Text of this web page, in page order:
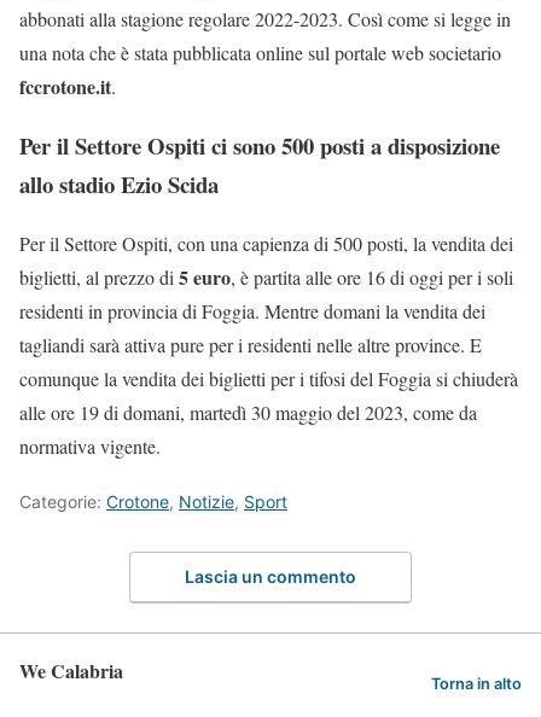
abbonati alla stagione regolare 2022-2023. Così come si legge in
una nota che è stata pubblicata online sul portale web societario
fccrotone.it.
Per il Settore Ospiti ci sono 500 posti a disposizione
allo stadio Ezio Scida
Per il Settore Ospiti, con una capienza di 500 posti, la vendita dei
biglietti, al prezzo di 5 euro, è partita alle ore 16 di oggi per i soli
residenti in provincia di Foggia. Mentre domani la vendita dei
tagliandi sarà attiva pure per i residenti nelle altre province. E
comunque la vendita dei biglietti per i tifosi del Foggia si chiuderà
alle ore 19 di domani, martedì 30 maggio del 2023, come da
normativa vigente.
Categorie: Crotone, Notizie, Sport
Lascia un commento
We Calabria Torna in alto